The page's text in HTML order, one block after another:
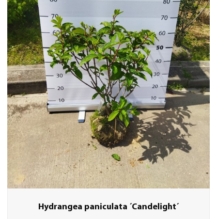
Hydrangea paniculata ´Candelight´